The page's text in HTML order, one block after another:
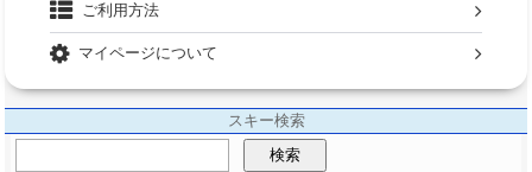
ご利用方法
マイページについて
スキー検索
検索